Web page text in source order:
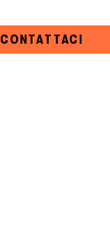
CONTATTACI